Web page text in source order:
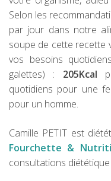
Selon les
par jour dans notre
soupe de cette recette
vos besoins
galettes) : 205Kcal
quotidiens pour une
pour un homme.
Camille PETIT est
Fourchette &
consultations diététique